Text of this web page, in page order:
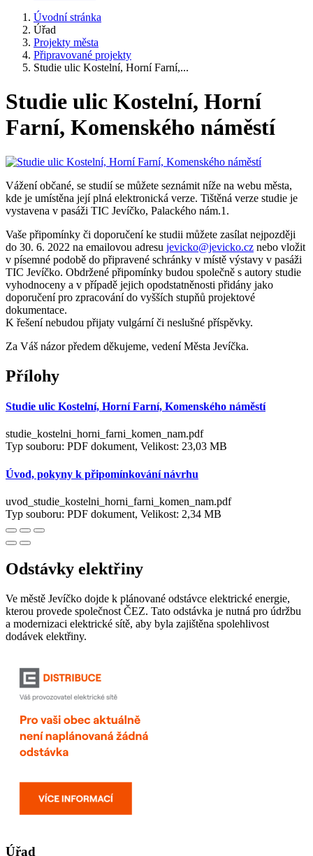
Úvodní stránka
Úřad
Projekty města
Připravované projekty
Studie ulic Kostelní, Horní Farní,...
Studie ulic Kostelní, Horní
Farní, Komenského náměstí
Vážení občané, se studií se můžete seznámit níže na webu města,
kde je umístěna její plná elektronická verze. Tištěná verze studie je
vystavena v pasáži TIC Jevíčko, Palackého nám.1.
Vaše připomínky či doporučení ke studii můžete zasílat nejpozději
do 30. 6. 2022 na emailovou adresu jevicko@jevicko.cz nebo vložit
v písemné podobě do připravené schránky v místě výstavy v pasáži
TIC Jevíčko. Obdržené připomínky budou společně s autory studie
vyhodnoceny a v případě jejich opodstatněnosti přidány jako
doporučení pro zpracování do vyšších stupňů projektové
dokumentace.
K řešení nebudou přijaty vulgární či neslušné příspěvky.
Za Váš názor předem děkujeme, vedení Města Jevíčka.
Přílohy
Studie ulic Kostelní, Horní Farní, Komenského náměstí
studie_kostelni_horni_farni_komen_nam.pdf
Typ souboru: PDF dokument, Velikost: 23,03 MB
Úvod, pokyny k připomínkování návrhu
uvod_studie_kostelni_horni_farni_komen_nam.pdf
Typ souboru: PDF dokument, Velikost: 2,34 MB
Odstávky elektřiny
Ve městě Jevíčko dojde k plánované odstávce elektrické energie,
kterou provede společnost ČEZ. Tato odstávka je nutná pro údržbu
a modernizaci elektrické sítě, aby byla zajištěna spolehlivost
dodávek elektřiny.
Úřad